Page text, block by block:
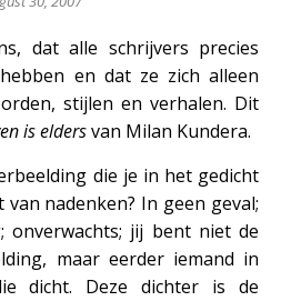
en dat ze zich alleen
stijlen en verhalen. Dit
is eldersvan Milan Kundera.
die je in het gedicht
nadenken? In geen geval;
onverwachts; jij bent niet de
maar eerder iemand in
dicht. Deze dichter is de